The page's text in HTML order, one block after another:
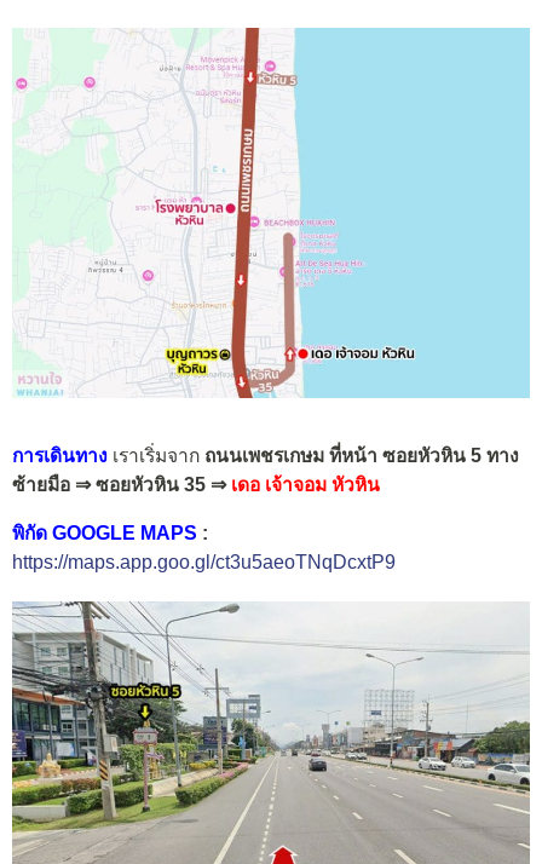
การเดินทาง เราเริ่มจาก ถนนเพชรเกษม ที่หน้า ซอยหัวหิน 5 ทาง
ซ้ายมือ ⇒ ซอยหัวหิน 35 ⇒ เดอ เจ้าจอม หัวหิน
พิกัด GOOGLE MAPS :
https://maps.app.goo.gl/ct3u5aeoTNqDcxtP9